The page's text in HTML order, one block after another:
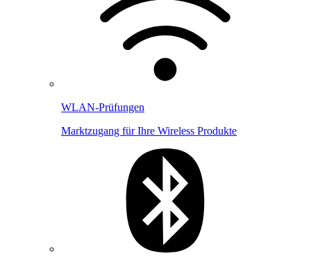
WLAN-Prüfungen
Marktzugang für Ihre Wireless Produkte